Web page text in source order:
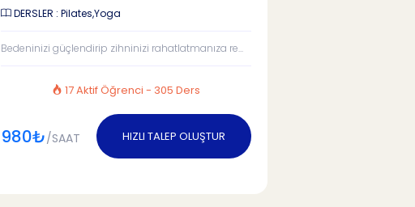
DERSLER : Pilates,Yoga
Bedeninizi güçlendirip zihninizi rahatlatmanıza re...
17 Aktif Öğrenci - 305 Ders
980₺/SAAT HIZLI TALEP OLUŞTUR